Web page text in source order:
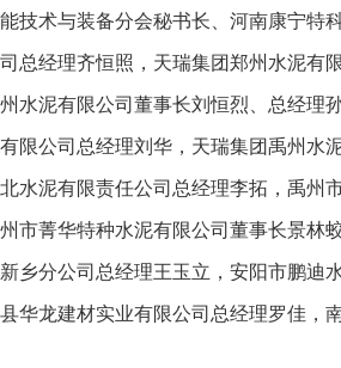
技术与装备分会秘书长、河南康宁特
总经理齐恒照，天瑞集团郑州水泥有
泥有限公司董事长刘恒烈、总经理
限公司总经理刘华，天瑞集团禹州水
水泥有限责任公司总经理李拓，禹州
市菁华特种水泥有限公司董事长景林
乡分公司总经理王玉立，安阳市鹏迪
华龙建材实业有限公司总经理罗佳，